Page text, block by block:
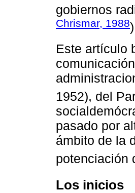
gobiernos
Chrismar, 1988
Este artículo
1952), del
pasado por
ámbito de la
potenciación
Los inicios